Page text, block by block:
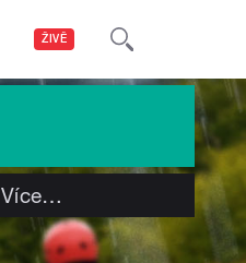
ŽIVĚ
Více…